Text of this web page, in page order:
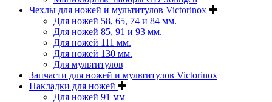
Чехлы для ножей и мультитулов Victorinox
Для ножей 58, 65, 74 и 84 мм.
Для ножей 85, 91 и 93 мм.
Для ножей 111 мм.
Для ножей 130 мм.
Для мультитулов
Запчасти для ножей и мультитулов Victorinox
Накладки для ножей
Для ножей 91 мм